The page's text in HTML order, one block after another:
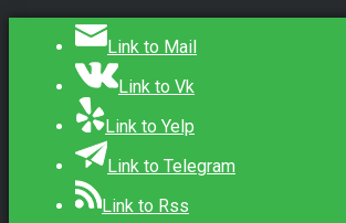
Link to Mail
Link to Vk
Link to Yelp
Link to Telegram
Link to Rss